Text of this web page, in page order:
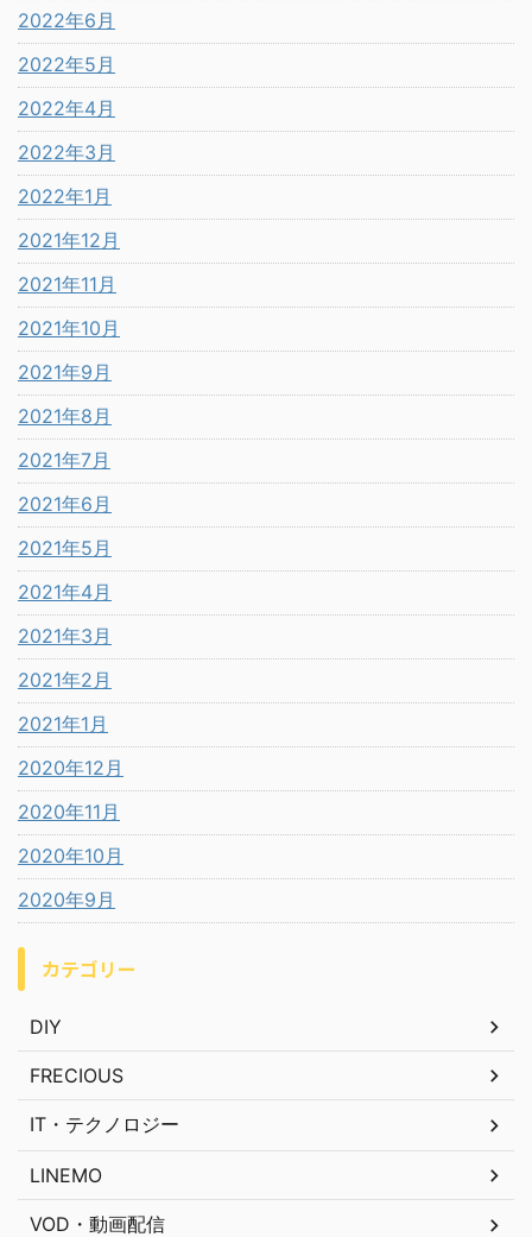
2022年6月
2022年5月
2022年4月
2022年3月
2022年1月
2021年12月
2021年11月
2021年10月
2021年9月
2021年8月
2021年7月
2021年6月
2021年5月
2021年4月
2021年3月
2021年2月
2021年1月
2020年12月
2020年11月
2020年10月
2020年9月
カテゴリー
DIY
FRECIOUS
IT・テクノロジー
LINEMO
VOD・動画配信